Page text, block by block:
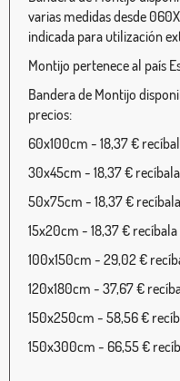
varias medidas desde
indicada para utilización
Montijo pertenece al país
Bandera de Montijo
precios:
60x100cm - 18,37 €
30x45cm - 18,37 €
50x75cm - 18,37 €
15x20cm - 18,37 € recíbala
100x150cm - 29,02 €
120x180cm - 37,67 €
150x250cm - 58,56 €
150x300cm - 66,55 €